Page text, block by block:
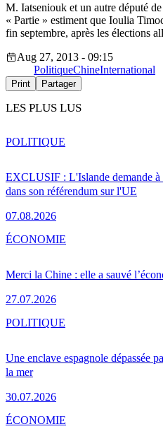
M. Iatseniouk et un autre député
« Partie » estiment que Ioulia
fin septembre, après les élections
Aug 27, 2013 - 09:15
PolitiqueChineInternational
Print Partager
LES PLUS LUS
EXCLUSIF : L'Islande demande à
dans son référendum sur l'UE
07.08.2026
POLITIQUE
Merci la Chine : elle a sauvé
27.07.2026
ÉCONOMIE
Une enclave espagnole dépassée
la mer
30.07.2026
POLITIQUE
ÉCONOMIE